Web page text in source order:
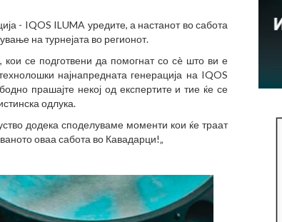
- IQOS ILUMA уредите, а настанот во сабота
на турнејата во регионот.
се подготвени да помогнат со сè што ви е
најнапредната генерација на IQOS
прашајте некој од експертите и тие ќе се
одлука.
додека споделуваме моменти кои ќе траат
оваа сабота во Кавадарци!„